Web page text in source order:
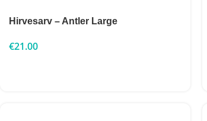
Hirvesarv – Antler Large
€21.00